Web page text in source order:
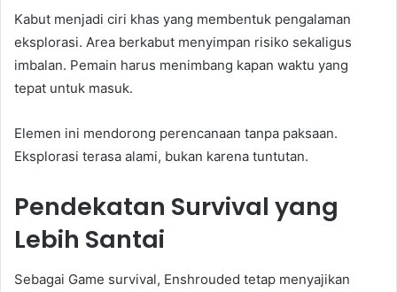
Kabut menjadi ciri khas yang membentuk pengalaman
eksplorasi. Area berkabut menyimpan risiko sekaligus
imbalan. Pemain harus menimbang kapan waktu yang
tepat untuk masuk.
Elemen ini mendorong perencanaan tanpa paksaan.
Eksplorasi terasa alami, bukan karena tuntutan.
Pendekatan Survival yang
Lebih Santai
Sebagai Game survival, Enshrouded tetap menyajikan